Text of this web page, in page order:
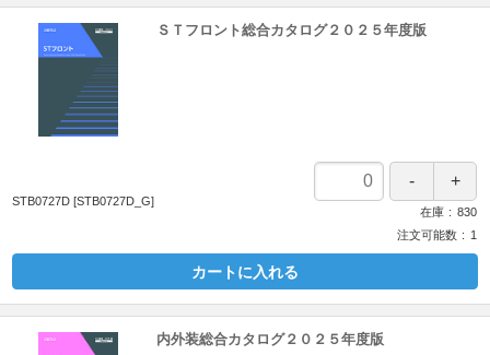
ＳＴフロント総合カタログ２０２５年度版
STB0727D [STB0727D_G]
在庫
830
注文可能数
1
カートに入れる
内外装総合カタログ２０２５年度版